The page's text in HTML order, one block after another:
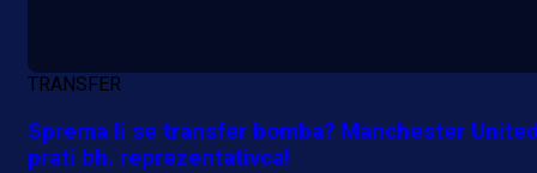
TRANSFER
Sprema li se transfer bomba? Manchester
prati bh. reprezentativca!